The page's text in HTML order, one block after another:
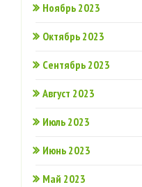
Ноябрь 2023
Октябрь 2023
Сентябрь 2023
Август 2023
Июль 2023
Июнь 2023
Май 2023